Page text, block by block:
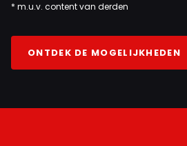
* m.u.v. content van derden
ONTDEK DE MOGELIJKHEDEN